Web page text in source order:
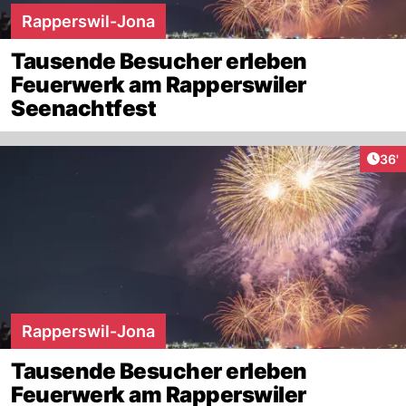
Rapperswil-Jona
Tausende Besucher erleben
Feuerwerk am Rapperswiler
Seenachtfest
36'
Rapperswil-Jona
Tausende Besucher erleben
Feuerwerk am Rapperswiler